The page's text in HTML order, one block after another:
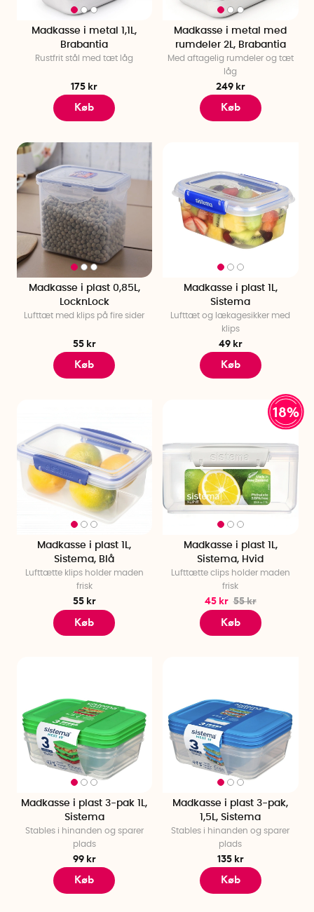
Madkasse i metal 1,1L,
Brabantia
Rustfrit stål med tæt låg
175 kr
Køb
Madkasse i metal med
rumdeler 2L, Brabantia
Med aftagelig rumdeler og tæt
låg
249 kr
Køb
Madkasse i plast 0,85L,
LocknLock
Lufttæt med klips på fire sider
55 kr
Køb
Madkasse i plast 1L,
Sistema
Lufttæt og lækagesikker med
klips
49 kr
Køb
Madkasse i plast 1L,
Sistema, Blå
Lufttætte klips holder maden
frisk
55 kr
Køb
18%
Madkasse i plast 1L,
Sistema, Hvid
Lufttætte clips holder maden
frisk
45 kr 55 kr
Køb
Madkasse i plast 3-pak 1L,
Sistema
Stables i hinanden og sparer
plads
99 kr
Køb
Madkasse i plast 3-pak,
1,5L, Sistema
Stables i hinanden og sparer
plads
135 kr
Køb